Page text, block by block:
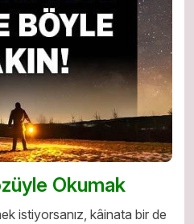
Okumak
istiyorsanız, kâinata bir de